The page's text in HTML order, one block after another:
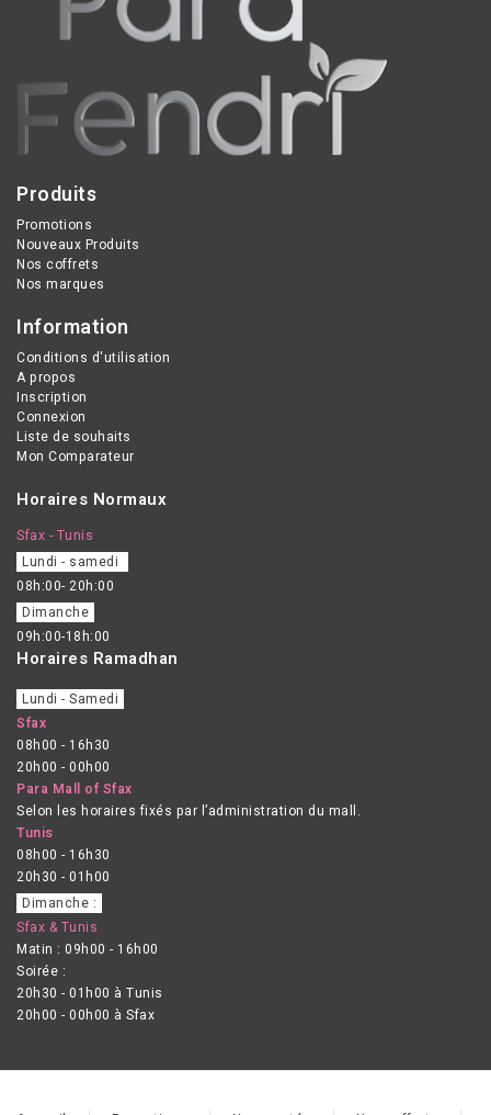
Produits
Promotions
Nouveaux Produits
Nos coffrets
Nos marques
Information
Conditions d'utilisation
A propos
Inscription
Connexion
Liste de souhaits
Mon Comparateur
Horaires Normaux
Sfax - Tunis
Lundi - samedi
08h:00- 20h:00
Dimanche
09h:00-18h:00
Horaires Ramadhan
Lundi - Samedi
Sfax
08h00 - 16h30
20h00 - 00h00
Para Mall of Sfax
Selon les horaires fixés par l’administration du mall.
Tunis
08h00 - 16h30
20h30 - 01h00
Dimanche :
Sfax & Tunis
Matin : 09h00 - 16h00
Soirée :
20h30 - 01h00 à Tunis
20h00 - 00h00 à Sfax